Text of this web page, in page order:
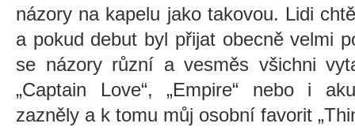
názory na kapelu jako takovou. Lidi
a pokud debut byl přijat obecně velmi
se názory různí a vesměs všichni
„Captain Love“, „Empire“ nebo i
zazněly a k tomu můj osobní favorit